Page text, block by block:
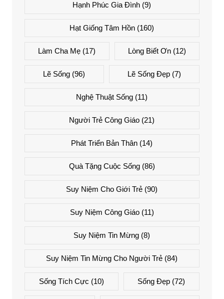
Hạnh Phúc Gia Đình (9)
Hạt Giống Tâm Hồn (160)
Làm Cha Mẹ (17) Lòng Biết Ơn(12)
Lẽ Sống (96) Lẽ Sống Đẹp(7)
Nghệ Thuật Sống (11)
Người Trẻ Công Giáo (21)
Phát Triển Bản Thân (14)
Quà Tặng Cuộc Sống(86)
Suy Niệm Cho Giới Trẻ (90)
Suy Niệm Công Giáo(11)
Suy Niệm Tin Mừng (8)
Suy Niệm Tin Mừng Cho Người Trẻ (84)
Sống Tích Cực (10) Sống Đẹp (72)